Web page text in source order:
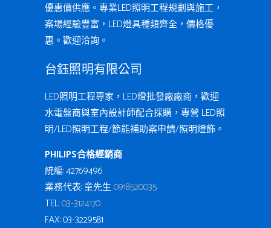
優惠價供應。專業LED照明工程規劃與施工，
案場經驗豐富，LED燈具種類齊全，價格優
惠。歡迎洽詢。
台鈺照明有限公司
LED照明工程專家，LED燈批發廠廠商，歡迎
水電盤商與室內設計師配合採購，專營 LED照
明/LED照明工程/節能補助案申請/照明燈飾。
PHILIPS合格經銷商
統編: 42769496
業務代表: 童先生0918520035
TEL:03-3124170
FAX: 03-3229581